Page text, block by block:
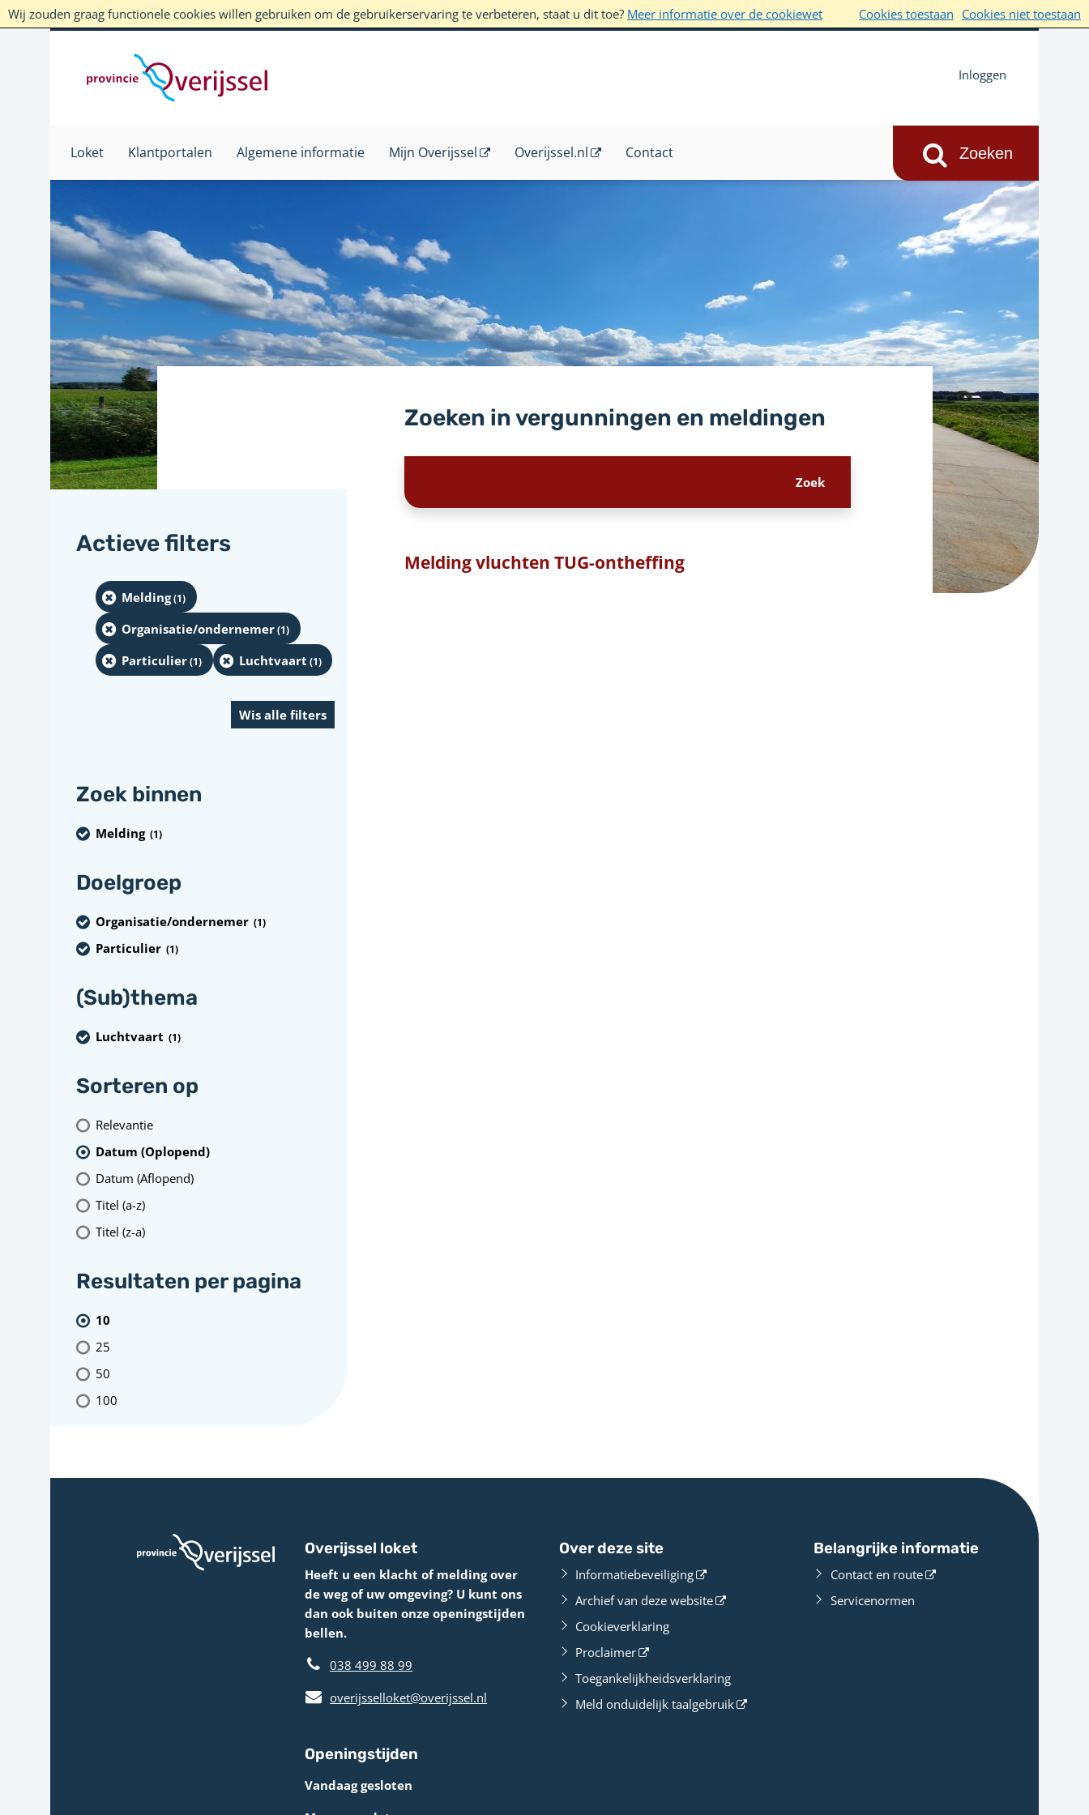
Wij zouden graag functionele cookies willen gebruiken om de gebruikerservaring te verbeteren, staat u dit toe? Meer informatie over de cookiewet Cookies toestaan Cookies niet toestaan
Inloggen
Loket Klantportalen Algemene informatie Mijn Overijssel Overijssel.nl Contact
Zoeken in vergunningen en meldingen
Melding vluchten TUG-ontheffing
Actieve filters
Melding(1)
Organisatie/ondernemer(1)
Particulier(1) Luchtvaart (1)
Zoek binnen
Melding (1)
Doelgroep
Organisatie/ondernemer (1)
Particulier (1)
(Sub)thema
Luchtvaart (1)
Sorteren op
Relevantie
Datum (Oplopend)
Datum (Aflopend)
Titel (a-z)
Titel (z-a)
Resultaten per pagina
10
25
50
100
Overijssel loket
Heeft u een klacht of melding over
de weg of uw omgeving? U kunt ons
dan ook buiten onze openingstijden
bellen.
038 499 88 99
overijsselloket@overijssel.nl
Openingstijden
Vandaag gesloten
Over deze site
Informatiebeveiliging
Archief van deze website
Cookieverklaring
Proclaimer
Toegankelijkheidsverklaring
Meld onduidelijk taalgebruik
Belangrijke informatie
Contact en route
Servicenormen